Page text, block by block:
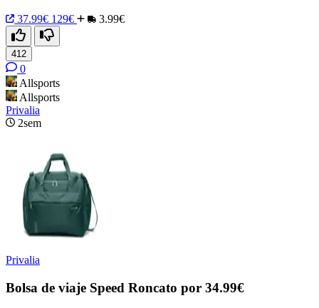
37.99€ 129€ 3.99€
412
0
Allsports
Allsports
Privalia
2sem
Privalia
Bolsa de viaje Speed Roncato por 34.99€